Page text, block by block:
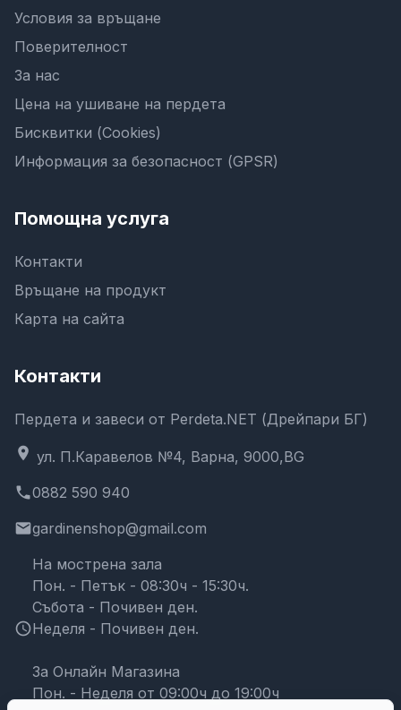
Условия за връщане
Поверителност
За нас
Цена на ушиване на пердета
Бисквитки (Cookies)
Информация за безопасност (GPSR)
Помощна услуга
Контакти
Връщане на продукт
Карта на сайта
Контакти
Пердета и завеси от Perdeta.NET (Дрейпари БГ)
location_on ул. П.Каравелов №4, Варна, 9000,BG
phone0882 590 940
emailgardinenshop@gmail.com
schedule
На мострена зала
Пон. - Петък - 08:30ч - 15:30ч.
Събота - Почивен ден.
Неделя - Почивен ден.
За Онлайн Магазина
Пон. - Неделя от 09:00ч до 19:00ч